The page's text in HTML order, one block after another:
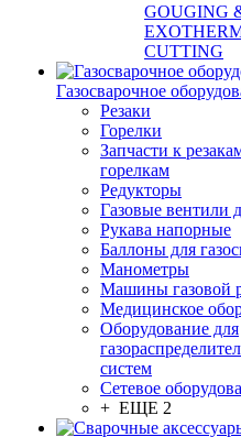
GOUGING
CUTTING
Газосварочное
Резаки
Горелки
Запчасти к
горелкам
Редукторы
Газовые вентили
Рукава напорные
Баллоны для
Манометры
Машины газовой
Медицинское
Оборудование для
систем
Сетевое
+ ЕЩЕ 2